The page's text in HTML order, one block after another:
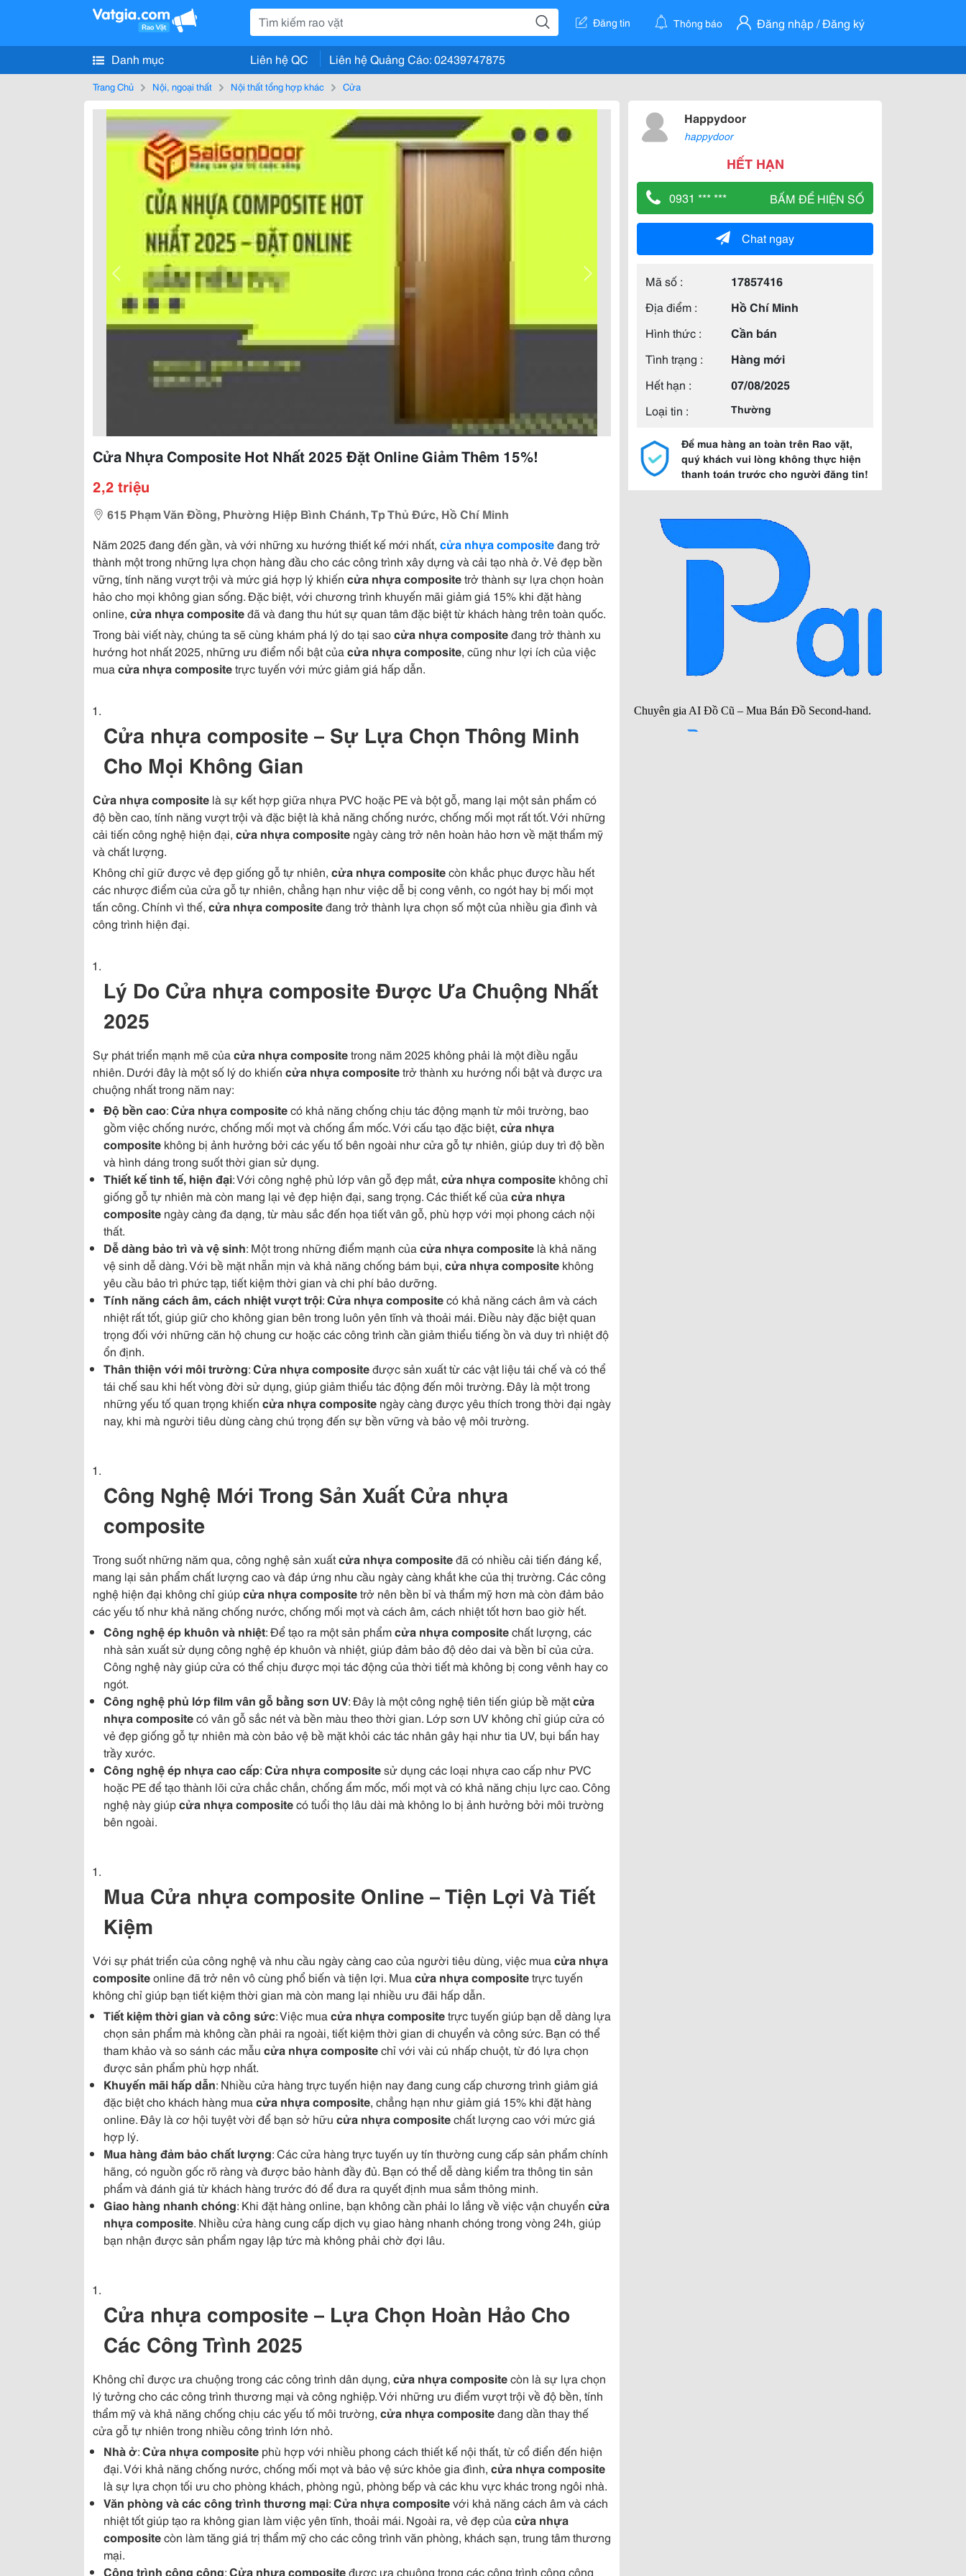
Đăng tin Thông báo Đăng nhập / Đăng ký
Danh mục Liên hệ QC Liên hệ Quảng Cáo: 02439747875
Trang Chủ Nội, ngoại thất Nội thất tổng hợp khác Cửa
Cửa Nhựa Composite Hot Nhất 2025 Đặt Online Giảm Thêm 15%!
2,2 triệu
615 Phạm Văn Đồng, Phường Hiệp Bình Chánh, Tp Thủ Đức, Hồ Chí Minh
Năm 2025 đang đến gần, và với những xu hướng thiết kế mới nhất, cửa nhựa compositeđang trở
thành một trong những lựa chọn hàng đầu cho các công trình xây dựng và cải tạo nhà ở. Vẻ đẹp bền
vững, tính năng vượt trội và mức giá hợp lý khiến cửa nhựa compositetrở thành sự lựa chọn hoàn
hảo cho mọi không gian sống. Đặc biệt, với chương trình khuyến mãi giảm giá 15% khi đặt hàng
online, cửa nhựa compositeđã và đang thu hút sự quan tâm đặc biệt từ khách hàng trên toàn quốc.
Trong bài viết này, chúng ta sẽ cùng khám phá lý do tại saocửa nhựa compositeđang trở thành xu
hướng hot nhất 2025, những ưu điểm nổi bật của cửa nhựa composite, cũng như lợi ích của việc
mua cửa nhựa compositetrực tuyến với mức giảm giá hấp dẫn.
Cửa nhựa composite – Sự Lựa Chọn Thông Minh
Cho Mọi Không Gian
Cửa nhựa composite là sự kết hợp giữa nhựa PVC hoặc PE và bột gỗ, mang lại một sản phẩm có
độ bền cao, tính năng vượt trội và đặc biệt là khả năng chống nước, chống mối mọt rất tốt. Với những
cải tiến công nghệ hiện đại, cửa nhựa composite ngày càng trở nên hoàn hảo hơn về mặt thẩm mỹ
và chất lượng.
Không chỉ giữ được vẻ đẹp giống gỗ tự nhiên, cửa nhựa compositecòn khắc phục được hầu hết
các nhược điểm của cửa gỗ tự nhiên, chẳng hạn như việc dễ bị cong vênh, co ngót hay bị mối mọt
tấn công. Chính vì thế, cửa nhựa compositeđang trở thành lựa chọn số một của nhiều gia đình và
công trình hiện đại.
Lý Do Cửa nhựa composite Được Ưa Chuộng Nhất
2025
Sự phát triển mạnh mẽ của cửa nhựa compositetrong năm 2025 không phải là một điều ngẫu
nhiên. Dưới đây là một số lý do khiến cửa nhựa compositetrở thành xu hướng nổi bật và được ưa
chuộng nhất trong năm nay:
Độ bền cao:Cửa nhựa compositecó khả năng chống chịu tác động mạnh từ môi trường, bao
gồm việc chống nước, chống mối mọt và chống ẩm mốc. Với cấu tạo đặc biệt, cửa nhựa
composite không bị ảnh hưởng bởi các yếu tố bên ngoài như cửa gỗ tự nhiên, giúp duy trì độ bền
và hình dáng trong suốt thời gian sử dụng.
Thiết kế tinh tế, hiện đại: Với công nghệ phủ lớp vân gỗ đẹp mắt, cửa nhựa composite không chỉ
giống gỗ tự nhiên mà còn mang lại vẻ đẹp hiện đại, sang trọng. Các thiết kế của cửa nhựa
composite ngày càng đa dạng, từ màu sắc đến họa tiết vân gỗ, phù hợp với mọi phong cách nội
thất.
Dễ dàng bảo trì và vệ sinh: Một trong những điểm mạnh của cửa nhựa composite là khả năng
vệ sinh dễ dàng. Với bề mặt nhẵn mịn và khả năng chống bám bụi, cửa nhựa composite không
yêu cầu bảo trì phức tạp, tiết kiệm thời gian và chi phí bảo dưỡng.
Tính năng cách âm, cách nhiệt vượt trội:Cửa nhựa compositecó khả năng cách âm và cách
nhiệt rất tốt, giúp giữ cho không gian bên trong luôn yên tĩnh và thoải mái. Điều này đặc biệt quan
trọng đối với những căn hộ chung cư hoặc các công trình cần giảm thiểu tiếng ồn và duy trì nhiệt độ
ổn định.
Thân thiện với môi trường:Cửa nhựa compositeđược sản xuất từ các vật liệu tái chế và có thể
tái chế sau khi hết vòng đời sử dụng, giúp giảm thiểu tác động đến môi trường. Đây là một trong
những yếu tố quan trọng khiến cửa nhựa composite ngày càng được yêu thích trong thời đại ngày
nay, khi mà người tiêu dùng càng chú trọng đến sự bền vững và bảo vệ môi trường.
Công Nghệ Mới Trong Sản Xuất Cửa nhựa
composite
Trong suốt những năm qua, công nghệ sản xuấtcửa nhựa compositeđã có nhiều cải tiến đáng kể,
mang lại sản phẩm chất lượng cao và đáp ứng nhu cầu ngày càng khắt khe của thị trường. Các công
nghệ hiện đại không chỉ giúpcửa nhựa compositetrở nên bền bỉ và thẩm mỹ hơn mà còn đảm bảo
các yếu tố như khả năng chống nước, chống mối mọt và cách âm, cách nhiệt tốt hơn bao giờ hết.
Công nghệ ép khuôn và nhiệt: Để tạo ra một sản phẩmcửa nhựa compositechất lượng, các
nhà sản xuất sử dụng công nghệ ép khuôn và nhiệt, giúp đảm bảo độ dẻo dai và bền bỉ của cửa.
Công nghệ này giúp cửa có thể chịu được mọi tác động của thời tiết mà không bị cong vênh hay co
ngót.
Công nghệ phủ lớp film vân gỗ bằng sơn UV: Đây là một công nghệ tiên tiến giúp bề mặtcửa
nhựa compositecó vân gỗ sắc nét và bền màu theo thời gian. Lớp sơn UV không chỉ giúp cửa có
vẻ đẹp giống gỗ tự nhiên mà còn bảo vệ bề mặt khỏi các tác nhân gây hại như tia UV, bụi bẩn hay
trầy xước.
Công nghệ ép nhựa cao cấp:Cửa nhựa compositesử dụng các loại nhựa cao cấp như PVC
hoặc PE để tạo thành lõi cửa chắc chắn, chống ẩm mốc, mối mọt và có khả năng chịu lực cao. Công
nghệ này giúpcửa nhựa compositecó tuổi thọ lâu dài mà không lo bị ảnh hưởng bởi môi trường
bên ngoài.
Mua Cửa nhựa composite Online – Tiện Lợi Và Tiết
Kiệm
Với sự phát triển của công nghệ và nhu cầu ngày càng cao của người tiêu dùng, việc mua cửa nhựa
compositeonline đã trở nên vô cùng phổ biến và tiện lợi. Mua cửa nhựa compositetrực tuyến
không chỉ giúp bạn tiết kiệm thời gian mà còn mang lại nhiều ưu đãi hấp dẫn.
Tiết kiệm thời gian và công sức: Việc mua cửa nhựa compositetrực tuyến giúp bạn dễ dàng lựa
chọn sản phẩm mà không cần phải ra ngoài, tiết kiệm thời gian di chuyển và công sức. Bạn có thể
tham khảo và so sánh các mẫu cửa nhựa compositechỉ với vài cú nhấp chuột, từ đó lựa chọn
được sản phẩm phù hợp nhất.
Khuyến mãi hấp dẫn: Nhiều cửa hàng trực tuyến hiện nay đang cung cấp chương trình giảm giá
đặc biệt cho khách hàng mua cửa nhựa composite, chẳng hạn như giảm giá 15% khi đặt hàng
online. Đây là cơ hội tuyệt vời để bạn sở hữu cửa nhựa compositechất lượng cao với mức giá
hợp lý.
Mua hàng đảm bảo chất lượng: Các cửa hàng trực tuyến uy tín thường cung cấp sản phẩm chính
hãng, có nguồn gốc rõ ràng và được bảo hành đầy đủ. Bạn có thể dễ dàng kiểm tra thông tin sản
phẩm và đánh giá từ khách hàng trước đó để đưa ra quyết định mua sắm thông minh.
Giao hàng nhanh chóng: Khi đặt hàng online, bạn không cần phải lo lắng về việc vận chuyển cửa
nhựa composite. Nhiều cửa hàng cung cấp dịch vụ giao hàng nhanh chóng trong vòng 24h, giúp
bạn nhận được sản phẩm ngay lập tức mà không phải chờ đợi lâu.
Cửa nhựa composite – Lựa Chọn Hoàn Hảo Cho
Các Công Trình 2025
Không chỉ được ưa chuộng trong các công trình dân dụng, cửa nhựa compositecòn là sự lựa chọn
lý tưởng cho các công trình thương mại và công nghiệp. Với những ưu điểm vượt trội về độ bền, tính
thẩm mỹ và khả năng chống chịu các yếu tố môi trường, cửa nhựa compositeđang dần thay thế
cửa gỗ tự nhiên trong nhiều công trình lớn nhỏ.
Nhà ở:Cửa nhựa composite phù hợp với nhiều phong cách thiết kế nội thất, từ cổ điển đến hiện
đại. Với khả năng chống nước, chống mối mọt và bảo vệ sức khỏe gia đình, cửa nhựa composite
là sự lựa chọn tối ưu cho phòng khách, phòng ngủ, phòng bếp và các khu vực khác trong ngôi nhà.
Văn phòng và các công trình thương mại:Cửa nhựa compositevới khả năng cách âm và cách
nhiệt tốt giúp tạo ra không gian làm việc yên tĩnh, thoải mái. Ngoài ra, vẻ đẹp của cửa nhựa
compositecòn làm tăng giá trị thẩm mỹ cho các công trình văn phòng, khách sạn, trung tâm thương
mại.
Công trình công cộng:Cửa nhựa compositeđược ưa chuộng trong các công trình công cộng
Happydoor
happydoor
HẾT HẠN
0931 *** *** BẤM ĐỂ HIỆN SỐ
Chat ngay
Mã số :
17857416
Địa điểm :
Hồ Chí Minh
Hình thức :
Cần bán
Tình trạng :
Hàng mới
Hết hạn :
07/08/2025
Loại tin :
Thường
Để mua hàng an toàn trên Rao vặt,
quý khách vui lòng không thực hiện
thanh toán trước cho người đăng tin!